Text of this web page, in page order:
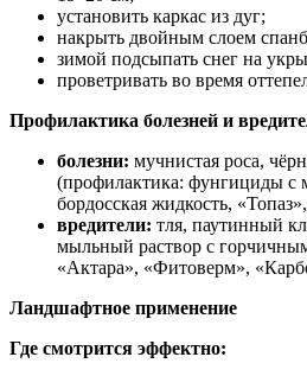
установить каркас из дуг;
накрыть двойным слоем
зимой подсыпать снег на
проветривать во время
Профилактика болезней и
болезни: мучнистая роса,
(профилактика: фунгициды с
бордосская жидкость,
вредители: тля, паутинный
мыльный раствор с
«Актара», «Фитоверм»,
Ландшафтное применение
Где смотрится эффектно: